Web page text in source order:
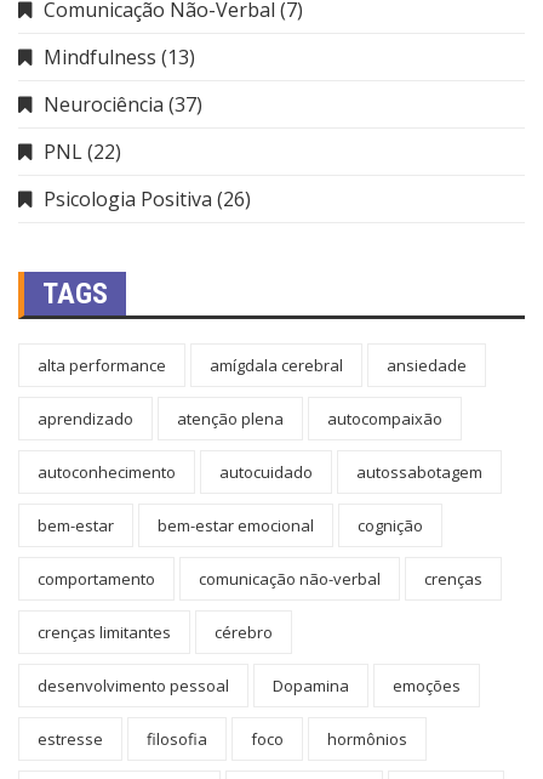
Comunicação Não-Verbal (7)
Mindfulness (13)
Neurociência (37)
PNL(22)
Psicologia Positiva (26)
TAGS
alta performance amígdala cerebral ansiedade
aprendizado atenção plena autocompaixão
autoconhecimento autocuidado autossabotagem
bem-estar bem-estar emocional cognição
comportamento comunicação não-verbal crenças
crenças limitantes cérebro
desenvolvimento pessoal Dopamina emoções
estresse filosofia foco hormônios